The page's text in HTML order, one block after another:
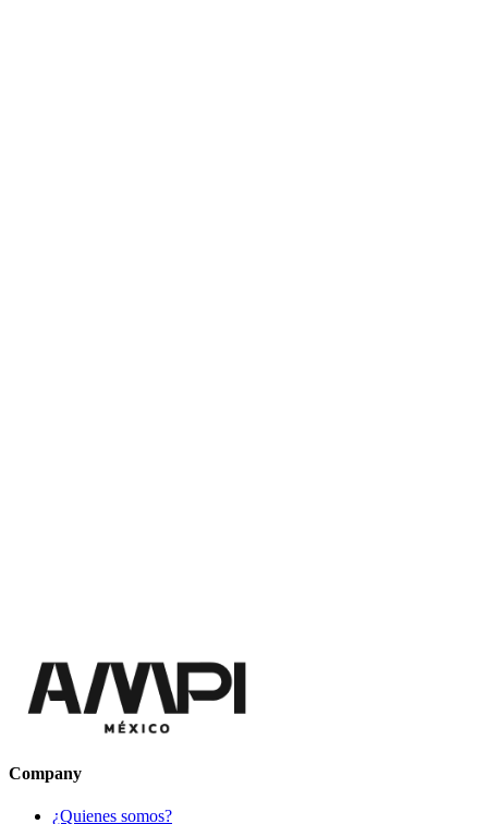
Company
¿Quienes somos?